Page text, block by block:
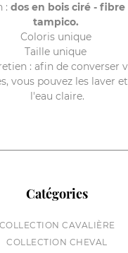
: dos en bois ciré -
tampico.
Coloris unique
Taille unique
: afin de converser
vous pouvez les laver
l'eau claire.
Catégories
COLLECTION CAVALIÈRE
COLLECTION CHEVAL